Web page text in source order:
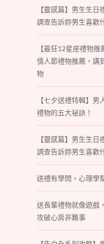
【靈感篇】男生生
調查告訴妳男生喜歡
【最狂12星座禮物
情人節禮物推薦，講
物
【七夕送禮特輯】
禮物的五大祕訣！
【靈感篇】男生生
調查告訴妳男生喜歡
送禮有學問，心理學
送長輩禮物就像遊戲
攻破心房非難事